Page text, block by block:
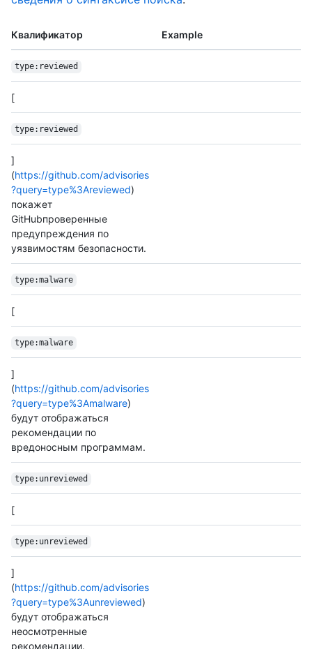
Квалификатор Example
type:reviewed
[
type:reviewed
]
(https://github.com/advisories
?query=type%3Areviewed)
покажет
GitHubпроверенные
предупреждения по
уязвимостям безопасности.
type:malware
[
type:malware
]
(https://github.com/advisories
?query=type%3Amalware)
будут отображаться
рекомендации по
вредоносным программам.
type:unreviewed
[
type:unreviewed
]
(https://github.com/advisories
?query=type%3Aunreviewed)
будут отображаться
неосмотренные
рекомендации.